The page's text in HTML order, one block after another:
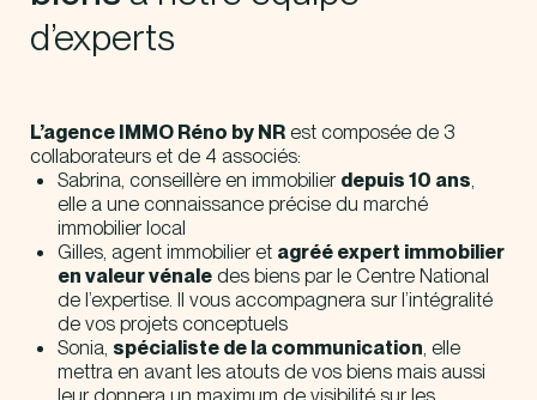
d’experts
L’agence IMMO Réno by NR est composée de 3
collaborateurs et de 4 associés:
Sabrina, conseillère en immobilier depuis 10 ans,
elle a une connaissance précise du marché
immobilier local
Gilles, agent immobilier et agréé expert immobilier
en valeur vénale des biens par le Centre National
de l’expertise. Il vous accompagnera sur l’intégralité
de vos projets conceptuels
Sonia, spécialiste de la communication, elle
mettra en avant les atouts de vos biens mais aussi